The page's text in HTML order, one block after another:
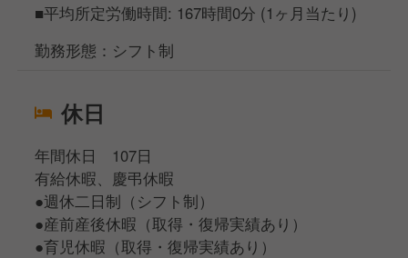
■平均所定労働時間: 167時間0分 (1ヶ月当たり)
勤務形態：シフト制
休日
年間休日 107日
有給休暇、慶弔休暇
●週休二日制（シフト制）
●産前産後休暇（取得・復帰実績あり）
●育児休暇（取得・復帰実績あり）